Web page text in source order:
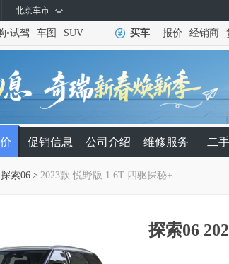
北京车市
•试驾 车图 SUV 买车 报价 经销商
促销信息 公司介绍 维修服务 二
探索06 > 2023款 悦野版 1.6T 四驱探秘+
探索06